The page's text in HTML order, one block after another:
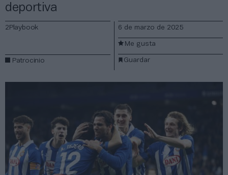
deportiva
2Playbook
Patrocinio
6 de marzo de 2025
Guardar
Me gusta